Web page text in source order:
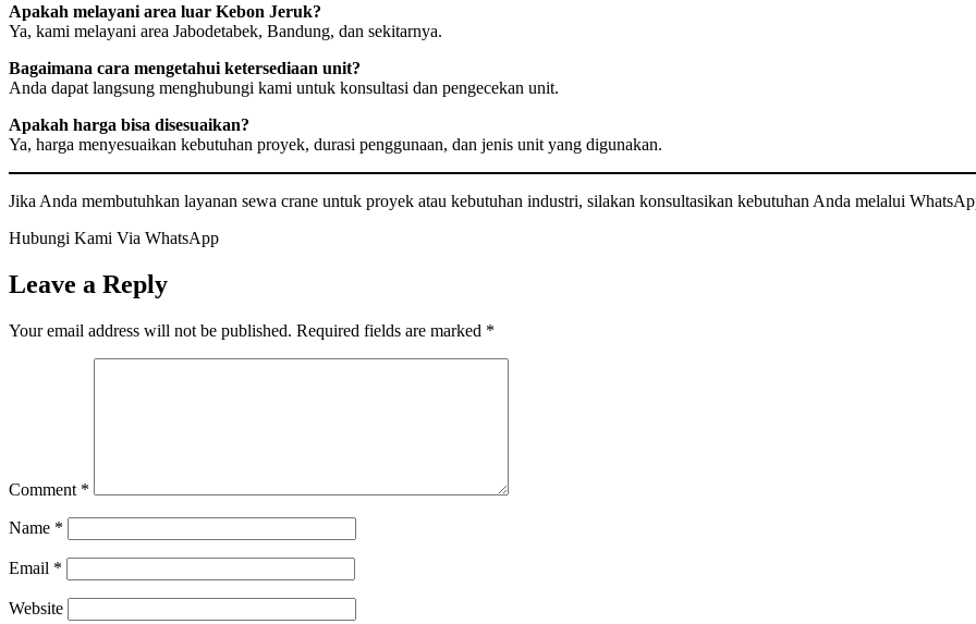
Apakah melayani area luar Kebon Jeruk?
Ya, kami melayani area Jabodetabek, Bandung, dan sekitarnya.
Bagaimana cara mengetahui ketersediaan unit?
Anda dapat langsung menghubungi kami untuk konsultasi dan pengecekan unit.
Apakah harga bisa disesuaikan?
Ya, harga menyesuaikan kebutuhan proyek, durasi penggunaan, dan jenis unit yang digunakan.
Jika Anda membutuhkan layanan sewa crane untuk proyek atau kebutuhan industri, silakan konsultasikan kebutuhan Anda melalui
Hubungi Kami Via WhatsApp
Leave a Reply
Your email address will not be published. Required fields are marked *
Comment *
Name *
Email *
Website